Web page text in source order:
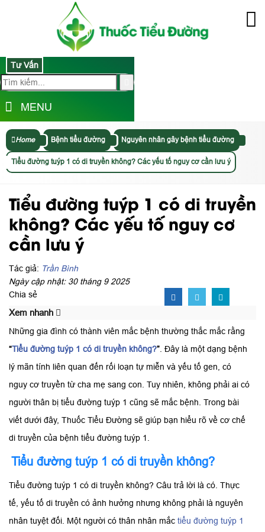
Tư Vấn
MENU
Home Bệnh tiểu đường Nguyên nhân gây bệnh tiểu đường
Tiểu đường tuýp 1 có di truyền không? Các yếu tố nguy cơ cần lưu ý
Tiểu đường tuýp 1 có di truyền
không? Các yếu tố nguy cơ
cần lưu ý
Tác giả: Trần Bình
Ngày cập nhật: 30 tháng 9 2025
Chia sẻ
Xem nhanh
Những gia đình có thành viên mắc bệnh thường thắc mắc rằng
“Tiểu đường tuýp 1 có di truyền không?” . Đây là một dạng bệnh
lý mãn tính liên quan đến rối loạn tự miễn và yếu tố gen, có
nguy cơ truyền từ cha mẹ sang con. Tuy nhiên, không phải ai có
người thân bị tiểu đường tuýp 1 cũng sẽ mắc bệnh. Trong bài
viết dưới đây, Thuốc Tiểu Đường sẽ giúp bạn hiểu rõ về cơ chế
di truyền của bệnh tiểu đường tuýp 1.
Tiểu đường tuýp 1 có di truyền không?
Tiểu đường tuýp 1 có di truyền không? Câu trả lời là có. Thực
tế, yếu tố di truyền có ảnh hưởng nhưng không phải là nguyên
nhân tuyệt đối. Một người có thân nhân mắc tiểu đường tuýp 1